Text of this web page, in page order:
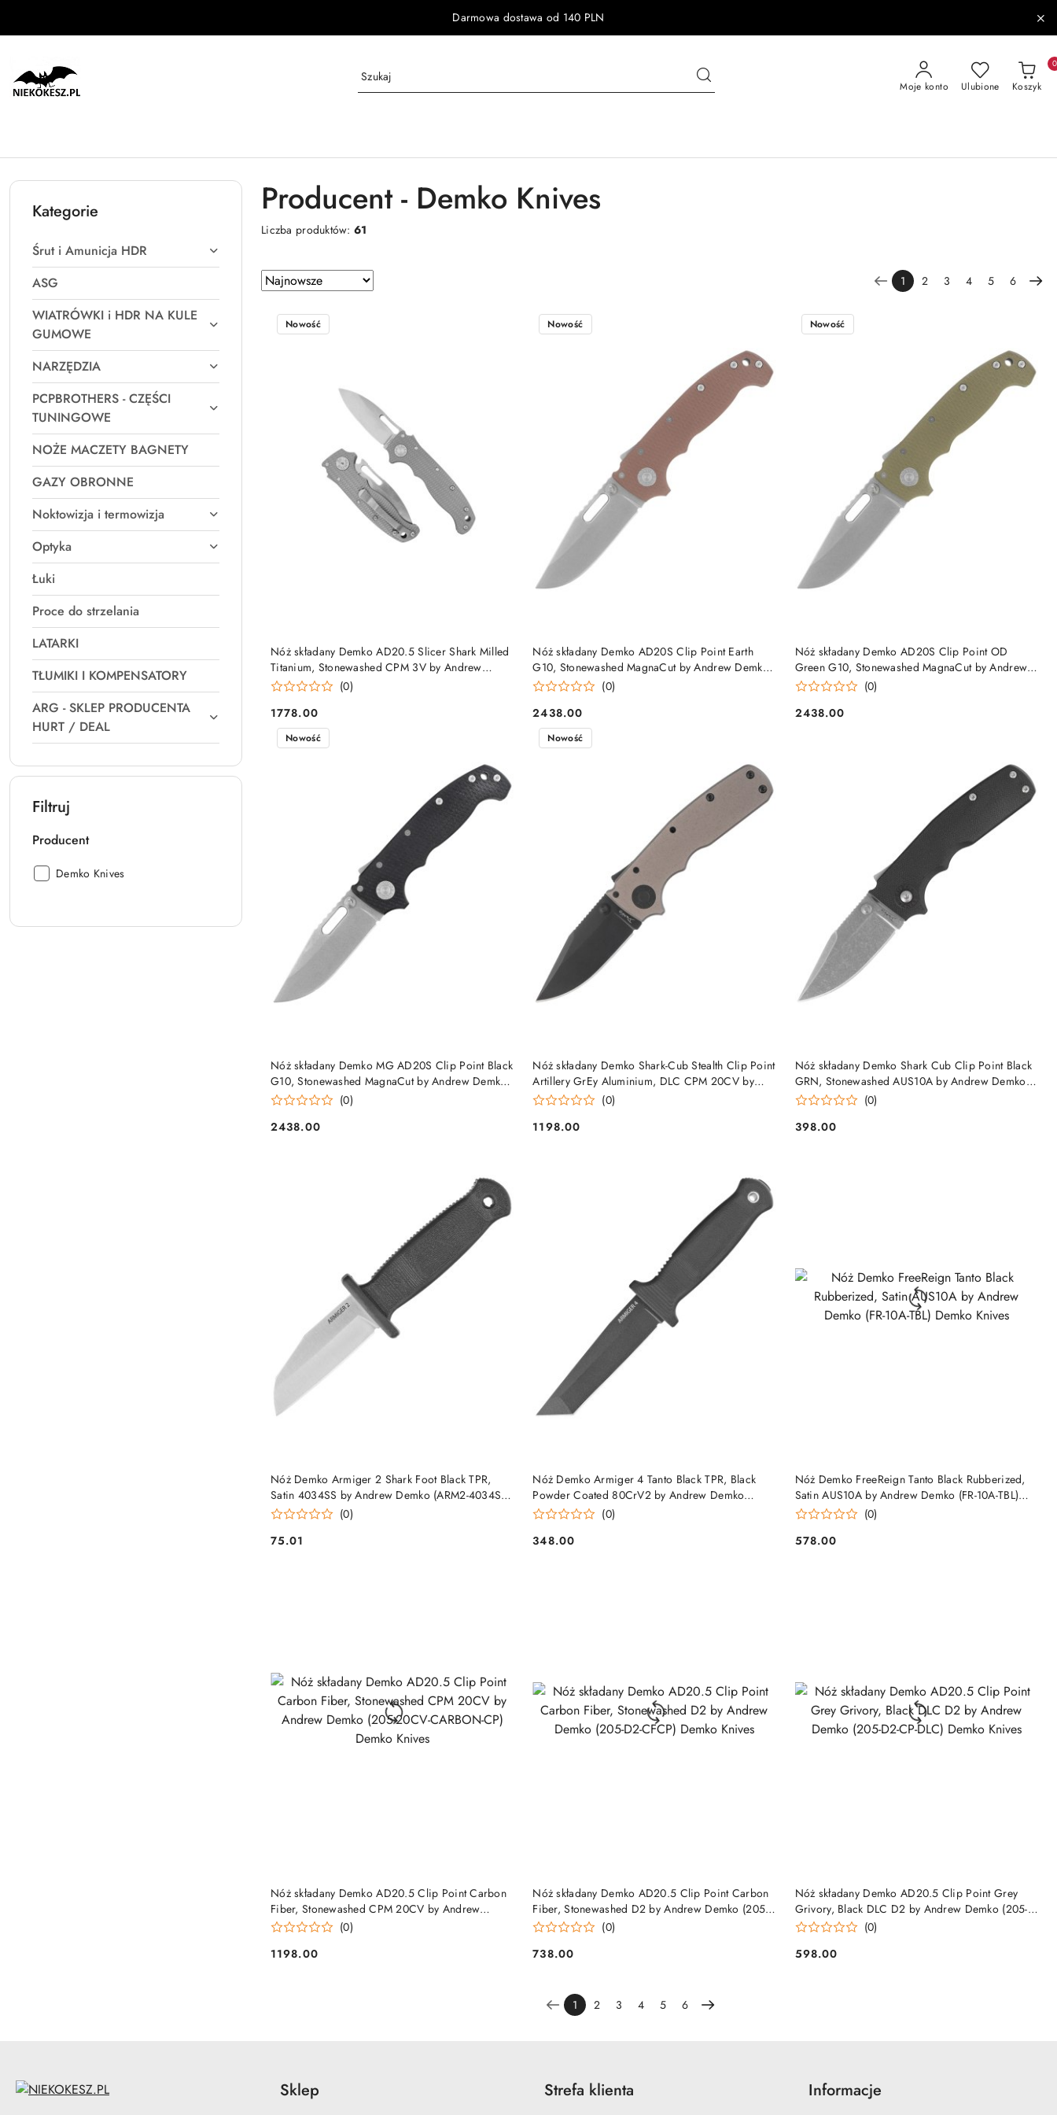
Darmowa dostawa od 140 PLN
Moje konto Ulubione Koszyk
0
Kategorie
Śrut i Amunicja HDR
ASG
WIATRÓWKI i HDR NA KULE
GUMOWE
NARZĘDZIA
PCPBROTHERS - CZĘŚCI
TUNINGOWE
NOŻE MACZETY BAGNETY
GAZY OBRONNE
Noktowizja i termowizja
Optyka
Łuki
Proce do strzelania
LATARKI
TŁUMIKI I KOMPENSATORY
ARG - SKLEP PRODUCENTA
HURT / DEAL
Filtruj
Producent
Producent:
Demko Knives
Producent - Demko Knives
Liczba produktów:61
Zastosowano
sortowanie:
Najnowsze.
Sortuj
według
1 2 3 4 5 6
Nóż składany Demko AD20.5 Slicer Shark Milled
Titanium, Stonewashed CPM 3V by Andrew
Demko (AD20.5-3V-Milled TI-SS) Demko Knives
(0)
Cena:
1778.00
Nowość
DO KOSZYKA
Nóż składany Demko AD20S Clip Point Earth
G10, Stonewashed MagnaCut by Andrew Demko
(MGAD20S-MAG-EARG10-CP) Demko Knives
(0)
Cena:
2438.00
Nowość
DO KOSZYKA
Nóż składany Demko AD20S Clip Point OD
Green G10, Stonewashed MagnaCut by Andrew
Demko (MGAD20S-MAG-ODG10-CP) Demko
(0)
Cena:
2438.00
Nowość
DO KOSZYKA
Nóż składany Demko MG AD20S Clip Point Black
G10, Stonewashed MagnaCut by Andrew Demko
(MGAD20S-MAG-BKG10-CP) Demko Knives
(0)
Cena:
2438.00
Nowość
DO KOSZYKA
Nóż składany Demko Shark-Cub Stealth Clip Point
Artillery GrEy Aluminium, DLC CPM 20CV by
Andrew Demko (SC-20CV-ALUM-DLC-AG-CP)
(0)
Cena:
1198.00
Nowość
DO KOSZYKA
Nóż składany Demko Shark Cub Clip Point Black
GRN, Stonewashed AUS10A by Andrew Demko
(SC-10A-GRNBLK-CP) Demko Knives
(0)
Cena:
398.00
DO KOSZYKA
Nóż Demko Armiger 2 Shark Foot Black TPR,
Satin 4034SS by Andrew Demko (ARM2-4034SS-
SF) Demko Knives
(0)
Cena:
75.01
DO KOSZYKA
Nóż Demko Armiger 4 Tanto Black TPR, Black
Powder Coated 80CrV2 by Andrew Demko
(ARM4-80CrV2-BLK-TP) Demko Knives
(0)
Cena:
348.00
DO KOSZYKA
Nóż Demko FreeReign Tanto Black Rubberized,
Satin AUS10A by Andrew Demko (FR-10A-TBL)
Demko Knives (0)
Cena:
578.00
DO KOSZYKA
Nóż składany Demko AD20.5 Clip Point Carbon
Fiber, Stonewashed CPM 20CV by Andrew
Demko (205-20CV-CARBON-CP) Demko Knives
(0)
Cena:
1198.00
DO KOSZYKA
Nóż składany Demko AD20.5 Clip Point Carbon
Fiber, Stonewashed D2 by Andrew Demko (205-
D2-CFCP) Demko Knives
(0)
Cena:
738.00
DO KOSZYKA
Nóż składany Demko AD20.5 Clip Point Grey
Grivory, Black DLC D2 by Andrew Demko (205-
D2-CP-DLC) Demko Knives
(0)
Cena:
598.00
DO KOSZYKA
1 2 3 4 5 6
Sklep Strefa klienta Informacje